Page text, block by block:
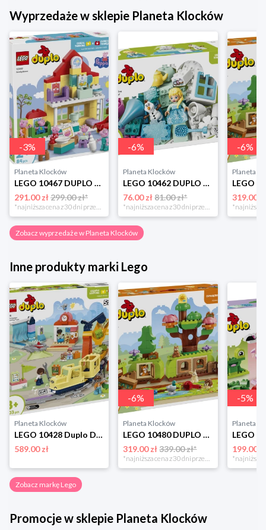
Wyprzedaże w sklepie Planeta Klocków
-3%
Planeta Klocków
LEGO 10467 DUPLO Dom rodzinny Lego
291.00 zł299.00 zł*
*najniższa cena z 30 dni przed obniżką
-6%
Planeta Klocków
LEGO 10462 DUPLO Kraina lodu: Kreatywne pudełko z Elzą i Olafem Lego
76.00 zł 81.00 zł*
*najniższa cena z 30 dni przed obniżką
-6%
Planeta
319.00 zł
Zobacz wyprzedaże w Planeta Klocków
Inne produkty marki Lego
Planeta Klocków
LEGO 10428 Duplo Duży interaktywny pociąg miejski Lego
589.00 zł
-6%
Planeta Klocków
LEGO 10480 DUPLO Las odkrywców z dzikimi zwierzętami Lego
319.00 zł 339.00 zł*
-5%
Planeta
199.00 zł
Zobacz markę Lego
Promocje w sklepie Planeta Klocków